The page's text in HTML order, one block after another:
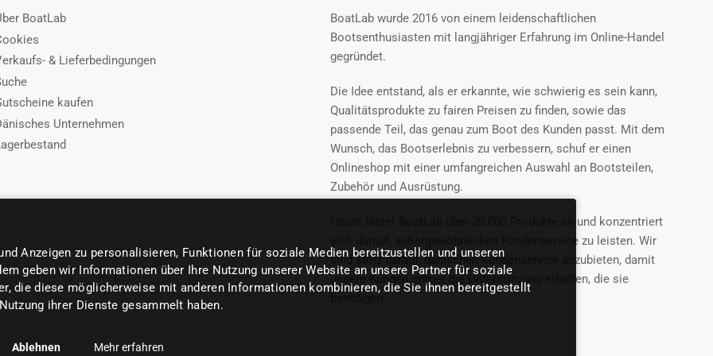
BoatLab
& Lieferbedingungen
kaufen
Unternehmen
BoatLab wurde 2016 von einem leidenschaftlichen
Bootsenthusiasten mit langjähriger Erfahrung im Online-Handel
gegründet.
Die Idee entstand, als er erkannte, wie schwierig es sein kann,
Qualitätsprodukte zu fairen Preisen zu finden, sowie das
passende Teil, das genau zum Boot des Kunden passt. Mit dem
Wunsch, das Bootserlebnis zu verbessern, schuf er einen
Onlineshop mit einer umfangreichen Auswahl an Bootsteilen,
Zubehör und Ausrüstung.
Heute bietet BoatLab über 20.000 Produkte an und konzentriert
sich darauf, außergewöhnlichen Kundenservice zu leisten. Wir
sind stolz darauf, dänischen Kundenservice anzubieten, damit
unsere Kunden immer die Unterstützung erhalten, die sie
benötigen.
Anzeigen zu personalisieren, Funktionen für soziale Medien bereitzustellen und unseren
geben wir Informationen über Ihre Nutzung unserer Website an unsere Partner für soziale
die diese möglicherweise mit anderen Informationen kombinieren, die Sie ihnen bereitgestellt
ihrer Dienste gesammelt haben.
Ablehnen Mehr erfahren